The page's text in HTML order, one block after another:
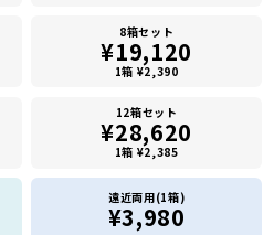
8箱セット
¥19,120
1箱 ¥2,390
12箱セット
¥28,620
1箱 ¥2,385
遠近両用(1箱)
¥3,980